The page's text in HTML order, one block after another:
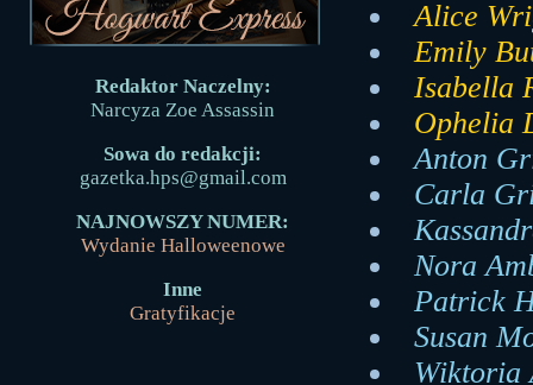
Redaktor Naczelny:
Narcyza Zoe Assassin
Sowa do redakcji:
gazetka.hps@gmail.com
NAJNOWSZY NUMER:
Wydanie Halloweenowe
Inne
Gratyfikacje
Alice
Emily
Isabella
Ophelia
Anton
Carla
Nora
Patrick
Susan
Wiktoria